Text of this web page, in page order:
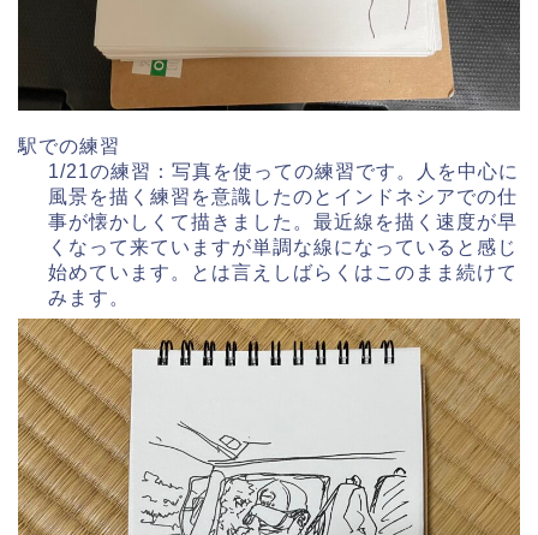
駅での練習
1/21の練習：写真を使っての練習です。人を中心に
風景を描く練習を意識したのとインドネシアでの仕
事が懐かしくて描きました。最近線を描く速度が早
くなって来ていますが単調な線になっていると感じ
始めています。とは言えしばらくはこのまま続けて
みます。